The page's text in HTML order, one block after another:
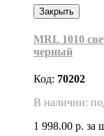
Закрыть
MRL 1010
черный
Код: 70202
В наличии:
1 998.00 р. за